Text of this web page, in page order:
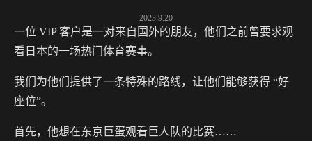
2023.9.20
一位 VIP 客户是一对来自国外的朋友，他们之前曾要求观
看日本的一场热门体育赛事。
我们为他们提供了一条特殊的路线，让他们能够获得 “好
座位”。
首先，他想在东京巨蛋观看巨人队的比赛……